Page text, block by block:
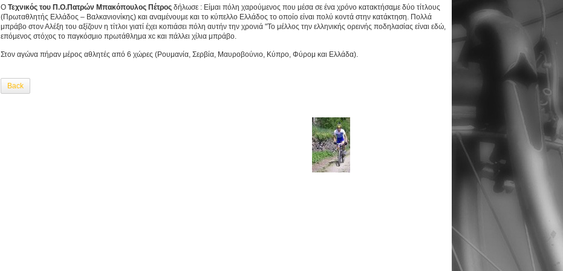
Ο Τεχνικός του Π.Ο.Πατρών Μπακόπουλος Πέτρος δήλωσε : Είμαι πόλη χαρούμενος που μέσα σε ένα χρόνο κατακτήσαμε δύο τίτλους
(Πρωταθλητής Ελλάδος – Βαλκανιονίκης) και αναμένουμε και το κύπελλο Ελλάδος το οποίο είναι πολύ κοντά στην κατάκτηση. Πολλά
μπράβο στον Αλέξη του αξίζουν η τίτλοι γιατί έχει κοπιάσει πόλη αυτήν την χρονιά "Το μέλλος την ελληνικής ορεινής ποδηλασίας είναι εδώ,
επόμενος στόχος το παγκόσμιο πρωτάθλημα xc και πάλλει χίλια μπράβο.
Στον αγώνα πήραν μέρος αθλητές από 6 χώρες (Ρουμανία, Σερβία, Μαυροβούνιο, Κύπρο, Φύρομ και Ελλάδα).
Back